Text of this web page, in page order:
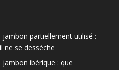
partiellement utilisé :
ne se dessèche
ibérique : que